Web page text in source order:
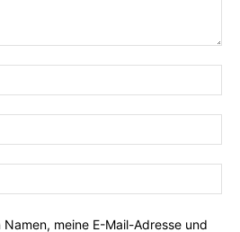
meine E-Mail-Adresse und